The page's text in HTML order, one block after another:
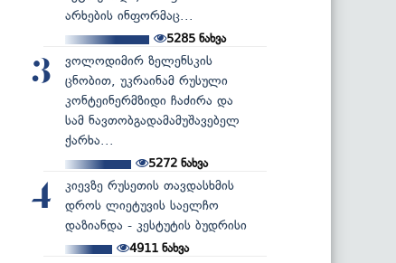
არხების ინფორმაც...
5285 ნახვა
3
ვოლოდიმირ ზელენსკის
ცნობით, უკრაინამ რუსული
კონტეინერმზიდი ჩაძირა და
სამ ნავთობგადამამუშავებელ
ქარხა...
5272ნახვა
4
კიევზე რუსეთის თავდასხმის
დროს ლიეტუვის საელჩო
დაზიანდა - კესტუტის ბუდრისი
4911ნახვა